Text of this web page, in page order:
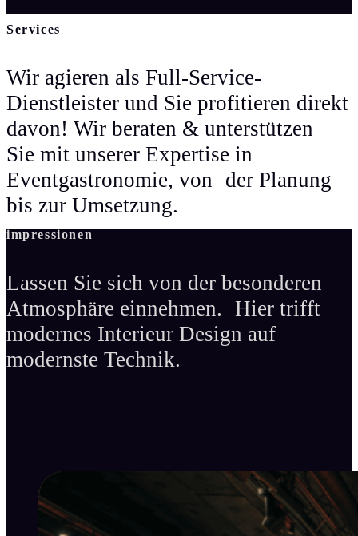
Services
Wir agieren als Full-Service-
Dienstleister und Sie profitieren direkt
davon! Wir beraten & unterstützen
Sie mit unserer Expertise in
Eventgastronomie, von der Planung
bis zur Umsetzung.
impressionen
Lassen Sie sich von der besonderen
Atmosphäre einnehmen. Hier trifft
modernes Interieur Design auf
modernste Technik.